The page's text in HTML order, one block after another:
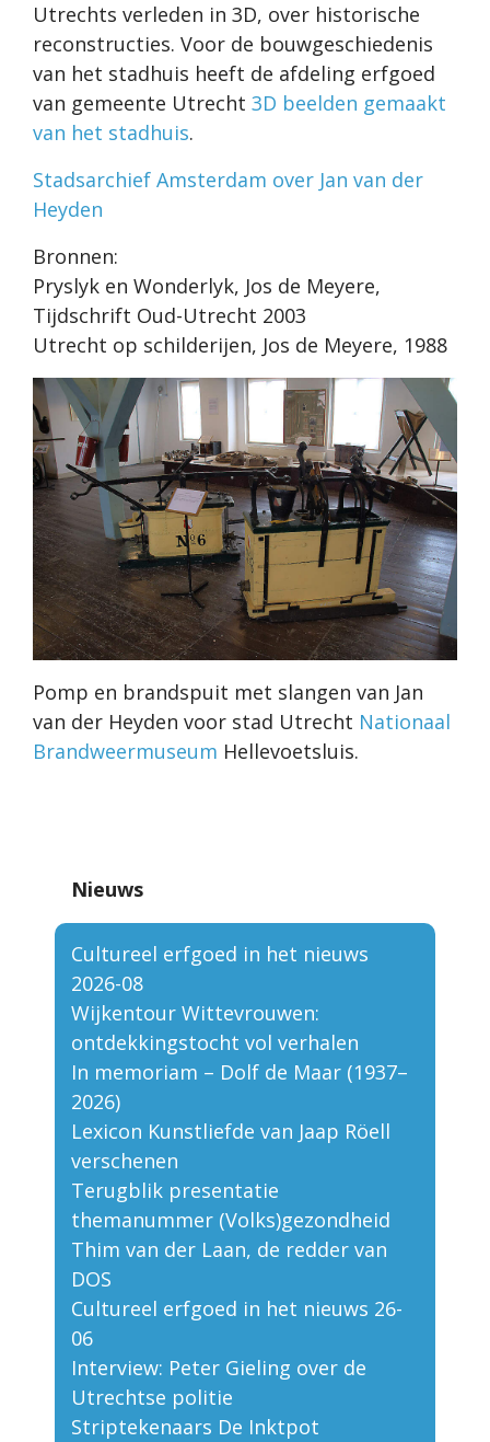
Utrechts verleden in 3D, over historische
reconstructies. Voor de bouwgeschiedenis
van het stadhuis heeft de afdeling erfgoed
van gemeente Utrecht 3D beelden gemaakt
van het stadhuis.
Stadsarchief Amsterdam over Jan van der
Heyden
Bronnen:
Pryslyk en Wonderlyk, Jos de Meyere,
Tijdschrift Oud-Utrecht 2003
Utrecht op schilderijen, Jos de Meyere, 1988
Pomp en brandspuit met slangen van Jan
van der Heyden voor stad Utrecht Nationaal
Brandweermuseum Hellevoetsluis.
Nieuws
Cultureel erfgoed in het nieuws
2026-08
Wijkentour Wittevrouwen:
ontdekkingstocht vol verhalen
In memoriam – Dolf de Maar (1937–
2026)
Lexicon Kunstliefde van Jaap Röell
verschenen
Terugblik presentatie
themanummer (Volks)gezondheid
Thim van der Laan, de redder van
DOS
Cultureel erfgoed in het nieuws 26-
06
Interview: Peter Gieling over de
Utrechtse politie
Striptekenaars De Inktpot